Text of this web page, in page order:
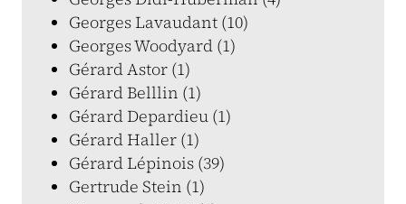
Georges Lavaudant (10)
Georges Woodyard (1)
Gérard Astor (1)
Gérard Belllin (1)
Gérard Depardieu (1)
Gérard Haller (1)
Gérard Lépinois (39)
Gertrude Stein (1)